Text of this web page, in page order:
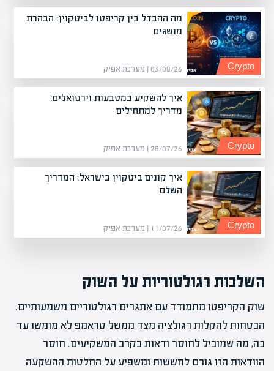
מה ההבדל בין קריפטו לביטקוין: הבהרת
מושגים
03/08/26 | מערכת אפיק Crypto
איך להשקיע במטבעות וירטואלים:
מדריך למתחילים
28/07/26 | מערכת אפיק Crypto
איך קונים ביטקוין בישראל: המדריך
השלם
11/07/26 | מערכת אפיק Crypto
השלכות רגולטוריות על השוק
שוק הקריפטו מתמודד עם אתגרים רגולטוריים משמעותיים.
הבטחות להקלות רגולציה מצד ממשל טראמפ לא מומשו עד
כה, מה שמוביל לחוסר ודאות בקרב המשקיעים. חוסר
הוודאות הזו גורם לחששות ומשפיע על החלטות ההשקעה